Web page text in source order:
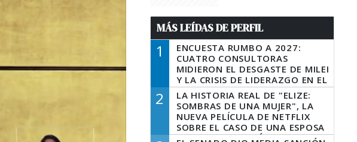
MÁS LEÍDAS DE PERFIL
1
ENCUESTA RUMBO A 2027:
CUATRO CONSULTORAS
MIDIERON EL DESGASTE DE MILEI
Y LA CRISIS DE LIDERAZGO EN EL
PERONISMO
2
LA HISTORIA REAL DE "ELIZE:
SOMBRAS DE UNA MUJER", LA
NUEVA PELÍCULA DE NETFLIX
SOBRE EL CASO DE UNA ESPOSA
QUE DESCUARTIZÓ A SU